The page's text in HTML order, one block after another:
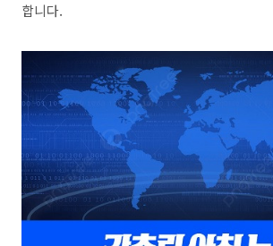
합니다.